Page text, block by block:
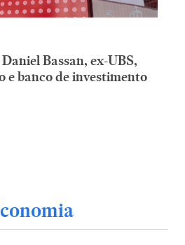
Bassan, ex-UBS,
e banco de investimento